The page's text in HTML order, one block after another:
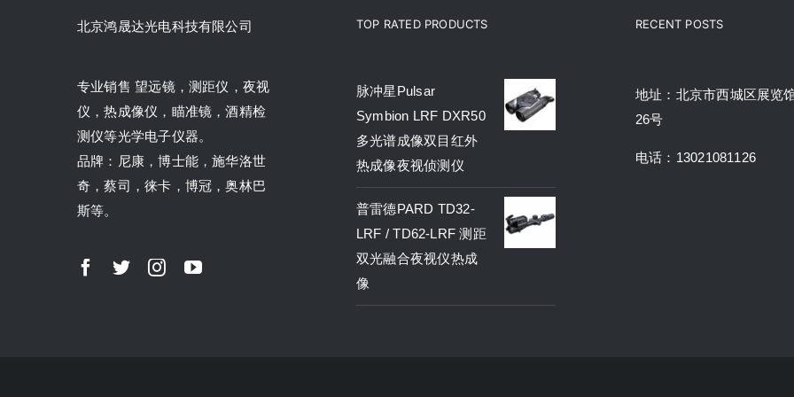
北京鸿晟达光电科技有限公司
专业销售 望远镜，测距仪，夜视
仪，热成像仪，瞄准镜，酒精检
测仪等光学电子仪器。
品牌：尼康，博士能，施华洛世
奇，蔡司，徕卡，博冠，奥林巴
斯等。
TOP RATED PRODUCTS
脉冲星Pulsar
Symbion LRF DXR50
多光谱成像双目红外
热成像夜视侦测仪
普雷德PARD TD32-
LRF / TD62-LRF 测距
双光融合夜视仪热成
像
RECENT POSTS
地址：北京市西城区展览
26号
电话：13021081126